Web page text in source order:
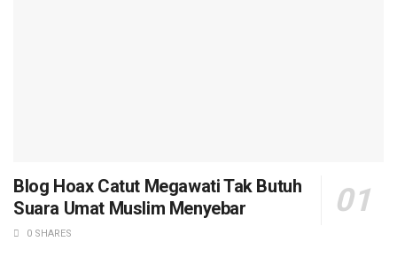
Blog Hoax Catut Megawati Tak Butuh
Suara Umat Muslim Menyebar
0 SHARES